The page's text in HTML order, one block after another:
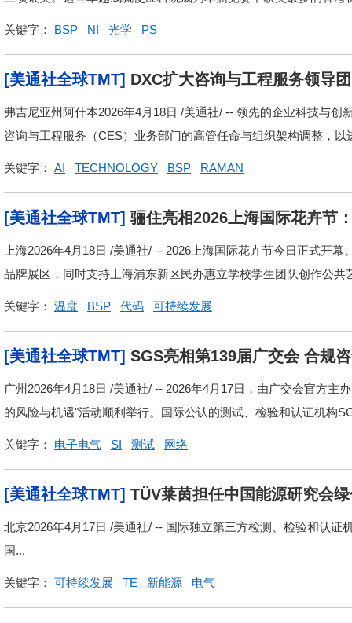
关键字： BSP NI 光学 PS
[美通社全球TMT] DXC扩大咨询与工程服务领导
弗吉尼亚州阿什本2026年4月18日 /美通社/ -- 领先的企业科技与
咨询与工程服务（CES）业务部门的高管任命与组织架构调整，以
关键字： AI TECHNOLOGY BSP RAMAN
[美通社全球TMT] 骊住亮相2026上海国际花卉节
量
上海2026年4月18日 /美通社/ -- 2026上海国际花卉节今日正式开
品牌展区，同时支持上海浦东新区民办惠立学校学生团队创作公
关键字： 温度 BSP 代码 可持续发展
[美通社全球TMT] SGS亮相第139届广交会 合规
广州2026年4月18日 /美通社/ -- 2026年4月17日，由广交会官方
的风险与机遇"活动顺利举行。国际公认的测试、检验和认证机构
关键字： 电子电气 SI 测试 网络
[美通社全球TMT] TÜV莱茵担任中国能源研究会绿色燃料
现
北京2026年4月17日 /美通社/ -- 国际独立第三方检测、检验和认
国...
关键字： 可持续发展 TE 新能源 电气